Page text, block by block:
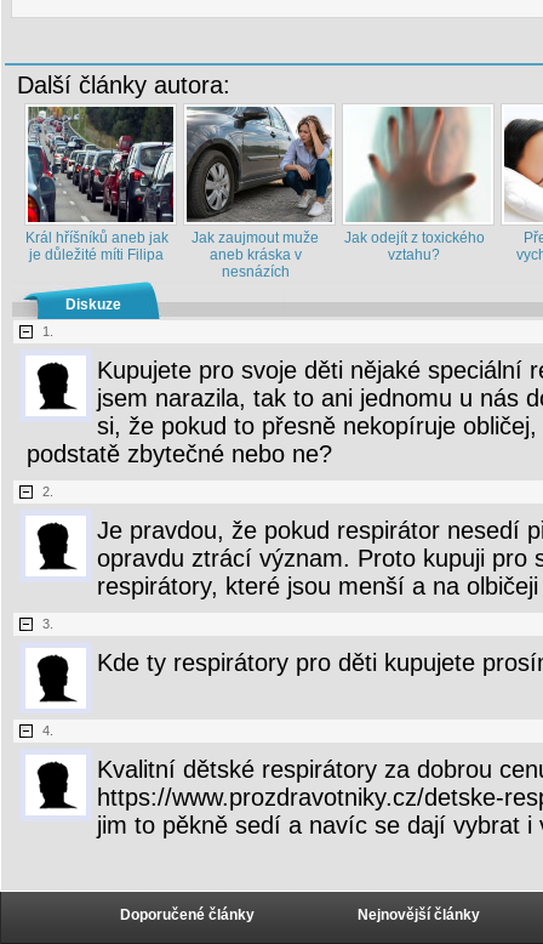
Další články autora:
Král hříšníků aneb jak
je důležité míti Filipa
Jak zaujmout muže
aneb kráska v
nesnázích
Jak odejít z toxického
vztahu?
Diskuze
1.
Kupujete pro svoje děti nějaké speciální
jsem narazila, tak to ani jednomu u nás
si, že pokud to přesně nekopíruje
podstatě zbytečné nebo ne?
2.
Je pravdou, že pokud respirátor nesedí
opravdu ztrácí význam. Proto kupuji pro
respirátory, které jsou menší a na
3.
Kde ty respirátory pro děti kupujete
4.
Kvalitní dětské respirátory za dobrou
https://www.prozdravotniky.cz/detske-
jim to pěkně sedí a navíc se dají vybrat i
Doporučené články Nejnovější články